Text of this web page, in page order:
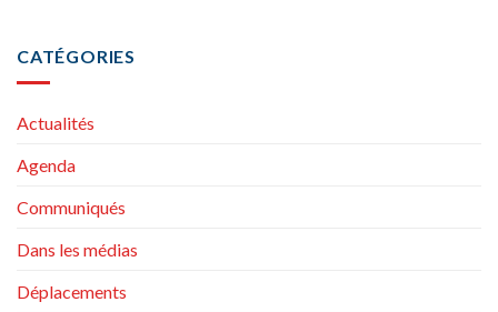
CATÉGORIES
Actualités
Agenda
Communiqués
Dans les médias
Déplacements